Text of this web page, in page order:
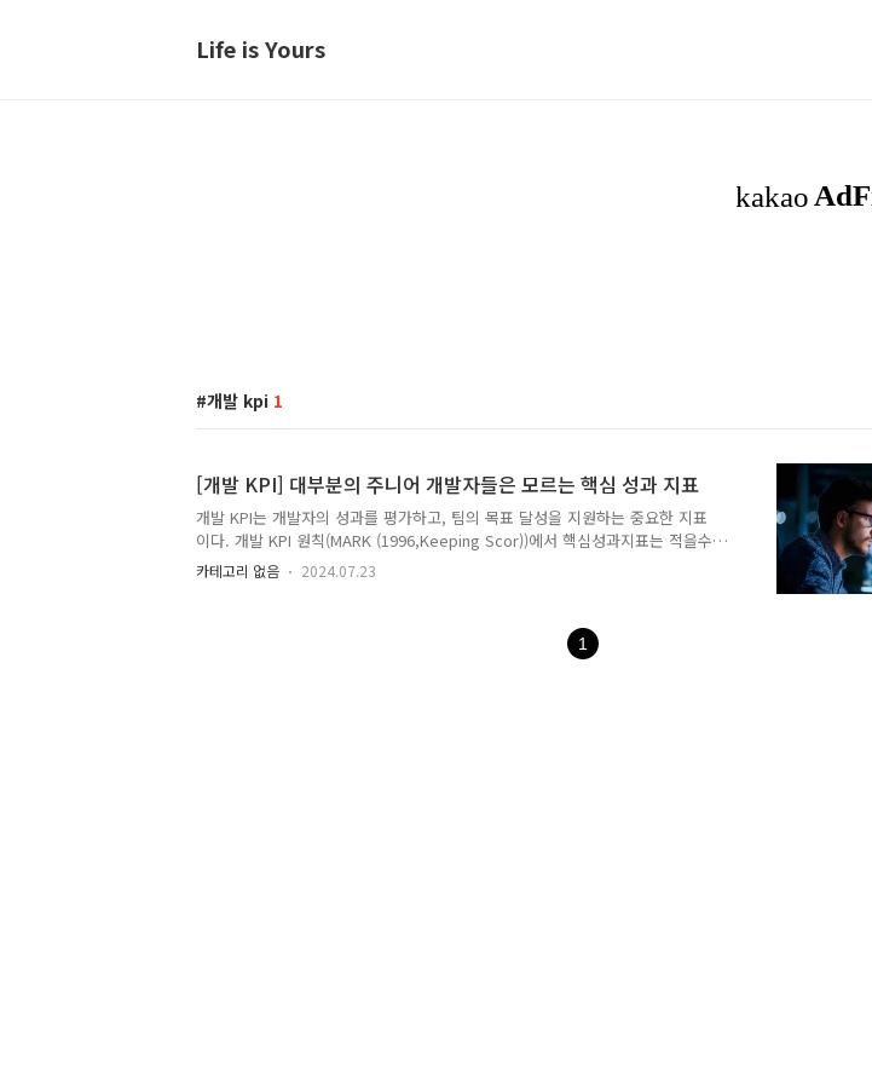
Life is Yours
개발 kpi 1
[개발 KPI] 대부분의 주니어 개발자들은 모르는 핵심 성과 지표
개발 KPI는 개발자의 성과를 평가하고, 팀의 목표 달성을 지원하는 중요한 지표
이다. 개발 KPI 원칙(MARK (1996,Keeping Scor))에서 핵심성과지표는 적을수
록 좋으며 지표는 변경이 용이해야 하고 환경과 전략이 변화함에 따라 다시 조정
되어야 한다고 언급하고 있다. 따라서 아래 정리해 놓은 개발 KPI 핵심 지표 세
발자 KPI의 세 가지 핵심 지표이다.개발 KPI #1. 코드 품질 개발 KPI 중 하나는
코드 품질이다.이는 개발자가 작성한 코드가 얼마나 효율적이고 오류 없이 작동
카테고리 없음 2024.07.23
1